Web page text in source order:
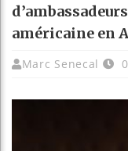
américaine en
Marc Senecal